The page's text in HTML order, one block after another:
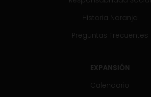
Historia Naranja
Preguntas Frecuentes
EXPANSIÓN
Calendario